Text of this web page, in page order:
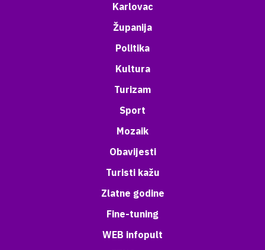
Karlovac
Županija
Politika
Kultura
Turizam
Sport
Mozaik
Obavijesti
Turisti kažu
Zlatne godine
Fine-tuning
WEB infopult